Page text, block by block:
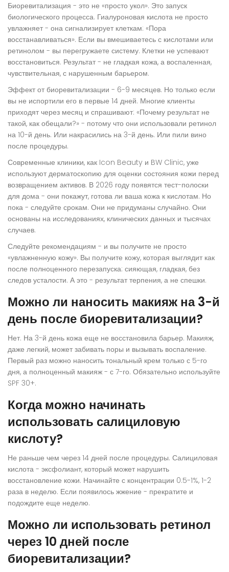
Биоревитализация - это не «просто укол». Это запуск
биологического процесса. Гиалуроновая кислота не просто
увлажняет - она сигнализирует клеткам: «Пора
восстанавливаться». Если вы вмешиваетесь с кислотами или
ретинолом - вы перегружаете систему. Клетки не успевают
восстановиться. Результат - не гладкая кожа, а воспаленная,
чувствительная, с нарушенным барьером.
Эффект от биоревитализации - 6-9 месяцев. Но только если
вы не испортили его в первые 14 дней. Многие клиенты
приходят через месяц и спрашивают: «Почему результат не
такой, как обещали?» - потому что они использовали ретинол
на 10-й день. Или накрасились на 3-й день. Или пили вино
после процедуры.
Современные клиники, как Icon Beauty и BW Clinic, уже
используют дерматоскопию для оценки состояния кожи перед
возвращением активов. В 2026 году появятся тест-полоски
для дома - они покажут, готова ли ваша кожа к кислотам. Но
пока - следуйте срокам. Они не придуманы случайно. Они
основаны на исследованиях, клинических данных и тысячах
случаев.
Следуйте рекомендациям - и вы получите не просто
«увлажненную кожу». Вы получите кожу, которая выглядит как
после полноценного перезапуска: сияющая, гладкая, без
следов усталости. А это - результат терпения, а не спешки.
Можно ли наносить макияж на 3-й
день после биоревитализации?
Нет. На 3-й день кожа еще не восстановила барьер. Макияж,
даже легкий, может забивать поры и вызывать воспаление.
Первый раз можно наносить тональный крем только с 5-го
дня, а полноценный макияж - с 7-го. Обязательно используйте
SPF 30+.
Когда можно начинать
использовать салициловую
кислоту?
Не раньше чем через 14 дней после процедуры. Салициловая
кислота - эксфолиант, который может нарушить
восстановление кожи. Начинайте с концентрации 0.5-1%, 1-2
раза в неделю. Если появилось жжение - прекратите и
подождите еще неделю.
Можно ли использовать ретинол
через 10 дней после
биоревитализации?